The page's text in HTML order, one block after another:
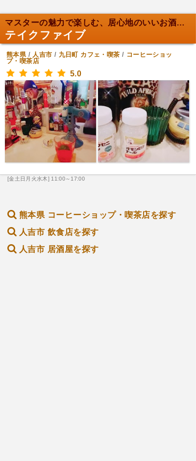
マスターの魅力で楽しむ、居心地のいいお酒の時間。
テイクファイブ
熊本県/ 人吉市 / 九日町 カフェ・喫茶 / コーヒーショッ
プ・喫茶店
5.0
[金土日月火水木] 11:00～17:00
熊本県 コーヒーショップ・喫茶店を探す
人吉市 飲食店を探す
人吉市 居酒屋を探す